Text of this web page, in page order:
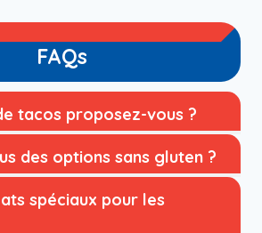
FAQs
tacos proposez-vous ?
des options sans gluten ?
spéciaux pour les